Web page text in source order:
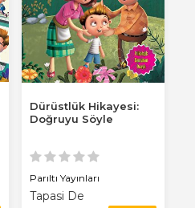
Dürüstlük Hikayesi:
Doğruyu Söyle
Parıltı Yayınları
Tapasi De